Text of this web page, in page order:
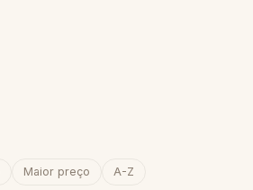
Maior preço A-Z